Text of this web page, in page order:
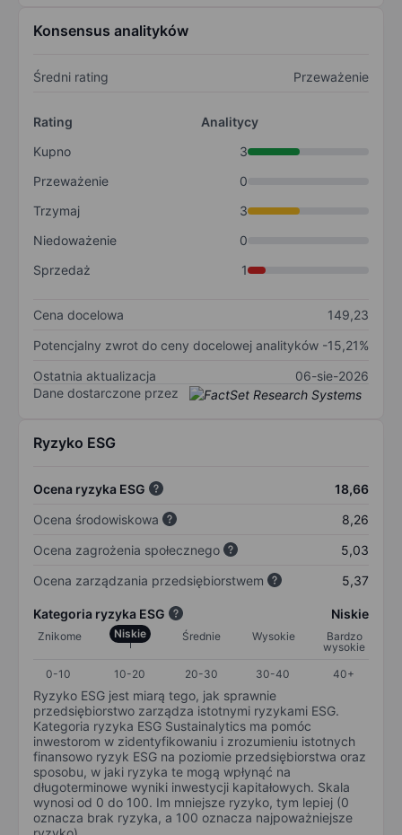
Konsensus analityków
Średni rating Przeważenie
Rating
Analitycy
Kupno
3
Przeważenie
0
Trzymaj
3
Niedoważenie
0
Sprzedaż
1
Cena docelowa
149,23
Potencjalny zwrot do ceny docelowej analityków -15,21%
Ostatnia aktualizacja
06-sie-2026
Dane dostarczone przez
Ryzyko ESG
Ocena ryzyka ESG
18,66
Ocena środowiskowa
8,26
Ocena zagrożenia społecznego
5,03
Ocena zarządzania przedsiębiorstwem
5,37
Kategoria ryzyka ESG Niskie
Znikome Niskie Średnie Wysokie
Bardzo
wysokie
0-10
10-20 20-30 30-40 40+
Ryzyko ESG jest miarą tego, jak sprawnie
przedsiębiorstwo zarządza istotnymi ryzykami ESG.
Kategoria ryzyka ESG Sustainalytics ma pomóc
inwestorom w zidentyfikowaniu i zrozumieniu istotnych
finansowo ryzyk ESG na poziomie przedsiębiorstwa oraz
sposobu, w jaki ryzyka te mogą wpłynąć na
długoterminowe wyniki inwestycji kapitałowych. Skala
wynosi od 0 do 100. Im mniejsze ryzyko, tym lepiej (0
oznacza brak ryzyka, a 100 oznacza najpoważniejsze